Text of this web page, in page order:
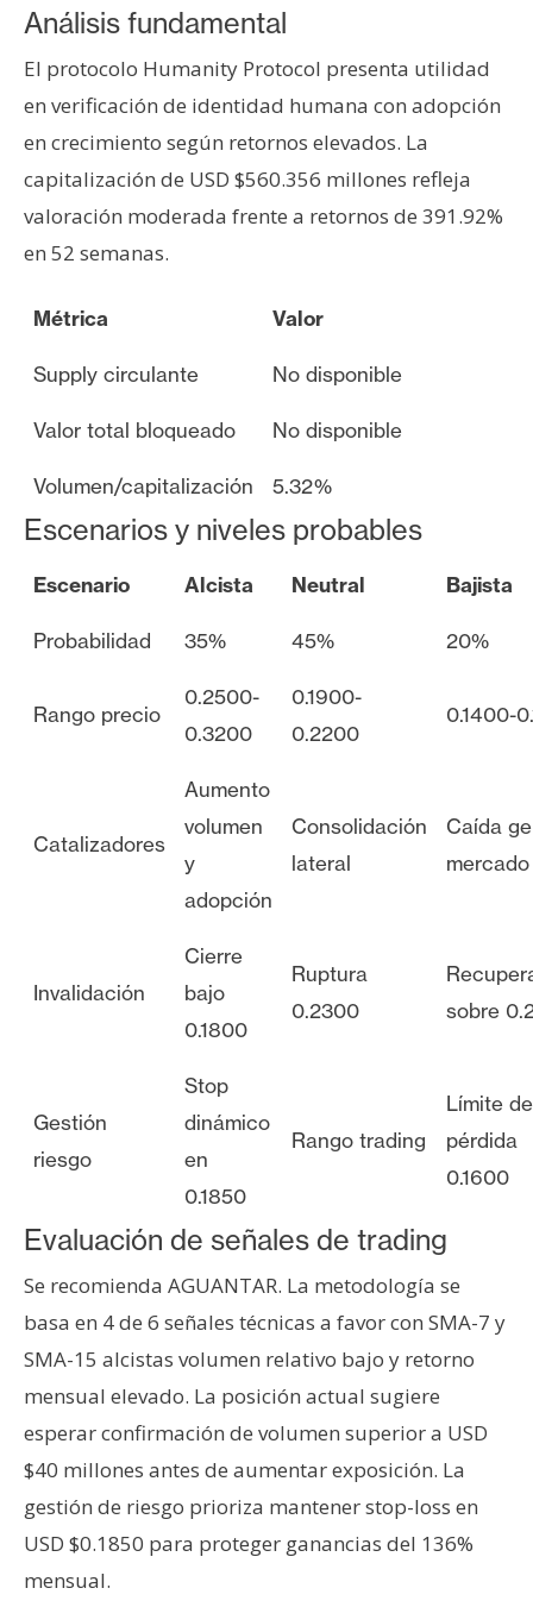
Análisis fundamental
El protocolo Humanity Protocol presenta utilidad
en verificación de identidad humana con adopción
en crecimiento según retornos elevados. La
capitalización de USD $560.356 millones refleja
valoración moderada frente a retornos de 391.92%
en 52 semanas.
Métrica Valor
Supply circulante No disponible
Valor total bloqueado No disponible
Volumen/capitalización 5.32%
Escenarios y niveles probables
Escenario Alcista Neutral Bajista
Probabilidad 35% 45% 20%
Rango precio
0.2500-
0.3200
0.1900-
0.2200
0.1400-
Catalizadores
Aumento
volumen
y
adopción
Consolidación
lateral
Caída
mercado
Invalidación
Cierre
bajo
0.1800
Ruptura
0.2300
sobre
Gestión
riesgo
Stop
dinámico
en
0.1850
Rango trading
Límite de
pérdida
0.1600
Evaluación de señales de trading
Se recomienda AGUANTAR. La metodología se
basa en 4 de 6 señales técnicas a favor con SMA-7 y
SMA-15 alcistas volumen relativo bajo y retorno
mensual elevado. La posición actual sugiere
esperar confirmación de volumen superior a USD
$40 millones antes de aumentar exposición. La
gestión de riesgo prioriza mantener stop-loss en
USD $0.1850 para proteger ganancias del 136%
mensual.